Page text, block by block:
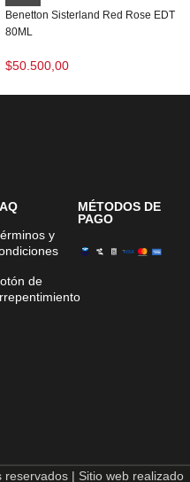
Benetton Sisterland Red Rose EDT
80ML
$50.500,00
y
de
MÉTODOS DE
PAGO
| Sitio web realizado